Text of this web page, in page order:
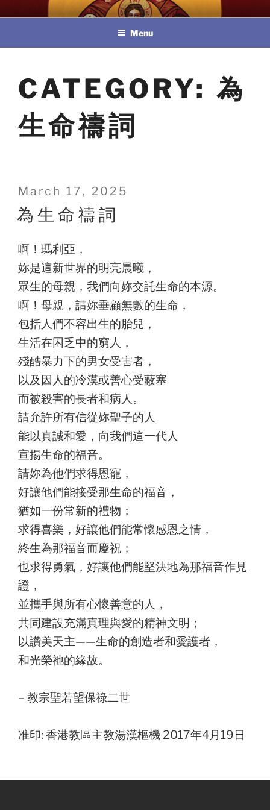
to
教區婚姻與家庭牧民委員會
Menu
CATEGORY: 為
生命禱詞
Posted
on
March 17, 2025
為 生 命 禱 詞
啊！瑪利亞，
妳是這新世界的明亮晨曦，
眾生的母親，我們向妳交託生命的本源。
啊！母親，請妳垂顧無數的生命，
包括人們不容出生的胎兒，
生活在困乏中的窮人，
殘酷暴力下的男女受害者，
以及因人的冷漠或善心受蔽塞
而被殺害的長者和病人。
請允許所有信從妳聖子的人
能以真誠和愛，向我們這一代人
宣揚生命的福音。
請妳為他們求得恩寵，
好讓他們能接受那生命的福音，
猶如一份常新的禮物；
求得喜樂，好讓他們能常懷感恩之情，
終生為那福音而慶祝；
也求得勇氣，好讓他們能堅決地為那福音作見
證，
並攜手與所有心懷善意的人，
共同建設充滿真理與愛的精神文明；
以讚美天主——生命的創造者和愛護者，
和光榮祂的緣故。
– 教宗聖若望保祿二世
准印: 香港教區主教湯漢樞機 2017年4月19日